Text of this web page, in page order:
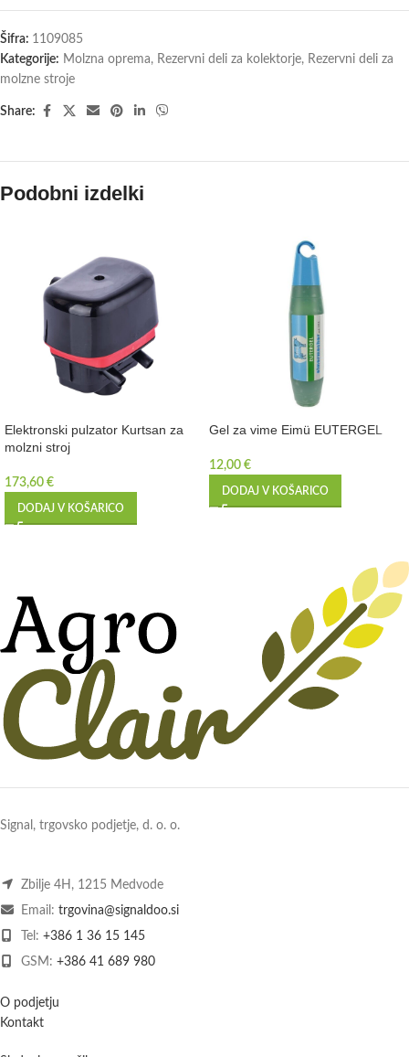
Šifra: 1109085
Kategorije: Molzna oprema, Rezervni deli za kolektorje, Rezervni deli za
molzne stroje
Share:
Podobni izdelki
Elektronski pulzator Kurtsan za
molzni stroj
173,60 €
DODAJ V KOŠARICO
Gel za vime Eimü EUTERGEL
12,00 €
DODAJ V KOŠARICO
Signal, trgovsko podjetje, d. o. o.
Zbilje 4H, 1215 Medvode
Email: trgovina@signaldoo.si
Tel: +386 1 36 15 145
GSM: +386 41 689 980
O podjetju
Kontakt